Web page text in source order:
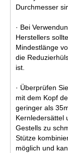
Durchmesser
· Bei
Herstellers
Mindestlänge
die
ist.
· Überprüfen
mit dem Kopf
geringer als
Kernledersättel
Gestells zu
Stütze
möglich und